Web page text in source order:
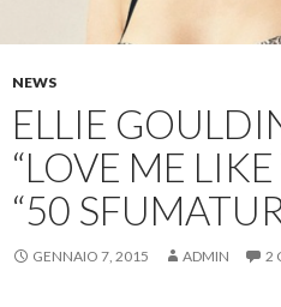
NEWS
ELLIE
“LOVE ME
“50
GENNAIO 7, 2015 ADMIN 2